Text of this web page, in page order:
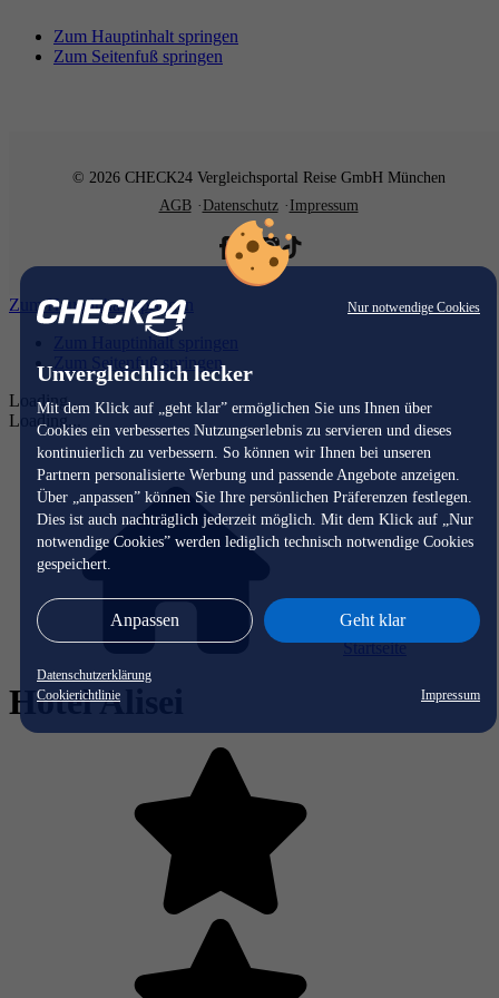
Nur notwendige Cookies
Unvergleichlich lecker
Mit dem Klick auf „geht klar” ermöglichen Sie uns Ihnen über
Cookies ein verbessertes Nutzungserlebnis zu servieren und dieses
kontinuierlich zu verbessern. So können wir Ihnen bei unseren
Partnern personalisierte Werbung und passende Angebote anzeigen.
Über „anpassen” können Sie Ihre persönlichen Präferenzen festlegen.
Dies ist auch nachträglich jederzeit möglich. Mit dem Klick auf „Nur
notwendige Cookies” werden lediglich technisch notwendige Cookies
gespeichert.
Anpassen Geht klar
Datenschutzerklärung
Cookierichtlinie
Impressum
Zum Hauptinhalt springen
Zum Seitenfuß springen
© 2026 CHECK24 Vergleichsportal Reise GmbH München
AGB
Datenschutz Impressum
Zum Hauptinhalt springen
Zum Hauptinhalt springen
Zum Seitenfuß springen
Loading...
Loading...
Startseite
Hotel Alisei